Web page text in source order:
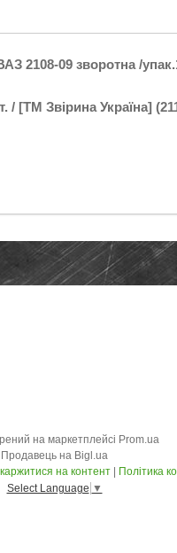
2108-09 зворотна /
/ [ТМ Звірина Україна]
на маркетплейсі Prom.ua
Продавець на Bigl.ua
на контент
Політика
Select Language ▼